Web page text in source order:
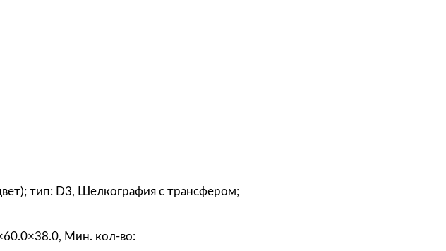
тип: D3, Шелкография с трансфером;
Мин. кол-во: